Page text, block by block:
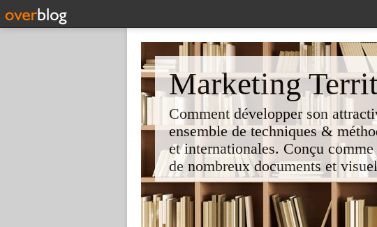
Marketing
Comment développer son
ensemble de techniques &
et internationales. Conçu
de nombreux documents et